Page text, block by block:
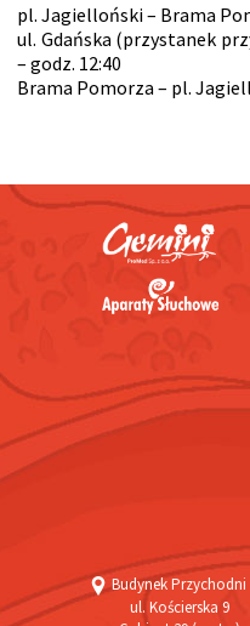
pl. Jagielloński – Brama
ul. Gdańska (przystanek
– godz. 12:40
Brama Pomorza – pl.
Budynek Przychodni
ul. Kościerska 9